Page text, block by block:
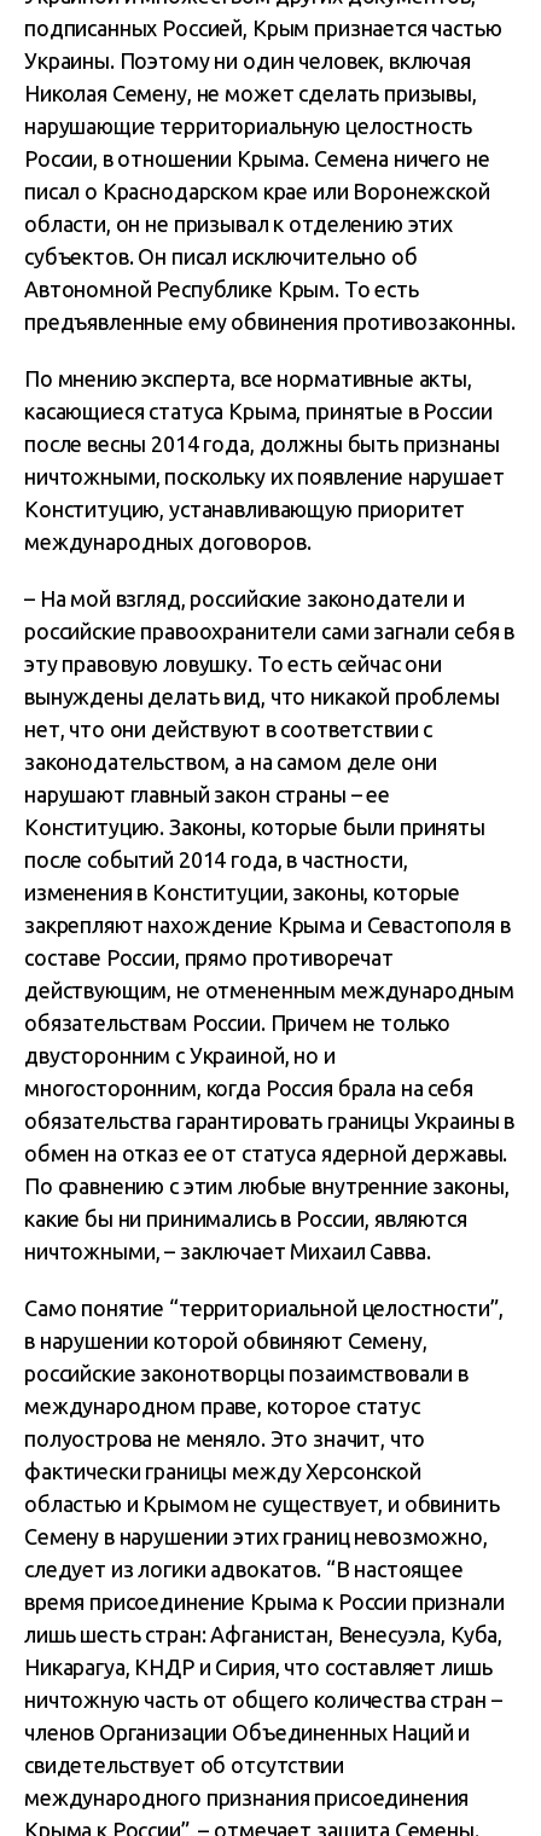
подписанных Россией, Крым признается частью
Украины. Поэтому ни один человек, включая
Николая Семену, не может сделать призывы,
нарушающие территориальную целостность
России, в отношении Крыма. Семена ничего не
писал о Краснодарском крае или Воронежской
области, он не призывал к отделению этих
субъектов. Он писал исключительно об
Автономной Республике Крым. То есть
предъявленные ему обвинения противозаконны.
По мнению эксперта, все нормативные акты,
касающиеся статуса Крыма, принятые в России
после весны 2014 года, должны быть признаны
ничтожными, поскольку их появление нарушает
Конституцию, устанавливающую приоритет
международных договоров.
– На мой взгляд, российские законодатели и
российские правоохранители сами загнали себя в
эту правовую ловушку. То есть сейчас они
вынуждены делать вид, что никакой проблемы
нет, что они действуют в соответствии с
законодательством, а на самом деле они
нарушают главный закон страны – ее
Конституцию. Законы, которые были приняты
после событий 2014 года, в частности,
изменения в Конституции, законы, которые
закрепляют нахождение Крыма и Севастополя в
составе России, прямо противоречат
действующим, не отмененным международным
обязательствам России. Причем не только
двусторонним с Украиной, но и
многосторонним, когда Россия брала на себя
обязательства гарантировать границы Украины в
обмен на отказ ее от статуса ядерной державы.
По сравнению с этим любые внутренние законы,
какие бы ни принимались в России, являются
ничтожными, – заключает Михаил Савва.
Само понятие “территориальной целостности”,
в нарушении которой обвиняют Семену,
российские законотворцы позаимствовали в
международном праве, которое статус
полуострова не меняло. Это значит, что
фактически границы между Херсонской
областью и Крымом не существует, и обвинить
Семену в нарушении этих границ невозможно,
следует из логики адвокатов. “В настоящее
время присоединение Крыма к России признали
лишь шесть стран: Афганистан, Венесуэла, Куба,
Никарагуа, КНДР и Сирия, что составляет лишь
ничтожную часть от общего количества стран –
членов Организации Объединенных Наций и
свидетельствует об отсутствии
международного признания присоединения
Крыма к России”, – отмечает защита Семены.